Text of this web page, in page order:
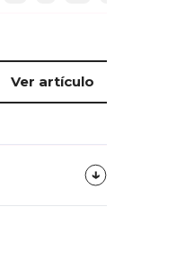
Ver artículo